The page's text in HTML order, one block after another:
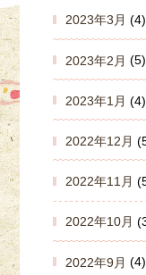
2023年3月 (4)
2023年2月 (5)
2023年1月 (4)
2022年12月
2022年11月
2022年10月
2022年9月 (4)